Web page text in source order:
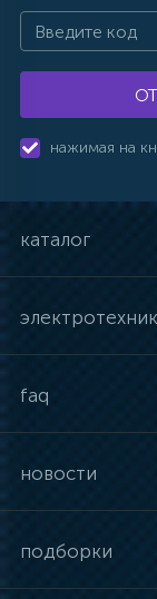
нажимая на
каталог
faq
новости
подборки